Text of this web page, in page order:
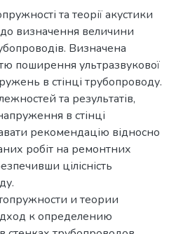
та теорії акустики
визначення величини
Визначена
поширення ультразвукової
в стінці трубопроводу.
та результатів,
в стінці
рекомендацію відносно
робіт на ремонтних
цілісність
и теории
к определению